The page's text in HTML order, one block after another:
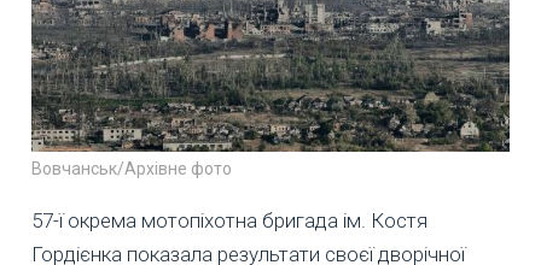
Вовчанськ/Архівне фото
57-ї окрема мотопіхотна бригада ім. Костя
Гордієнка показала результати своєї дворічної